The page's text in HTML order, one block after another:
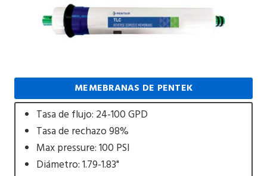
MEMEBRANAS DE PENTEK
Tasa de flujo: 24-100 GPD
Tasa de rechazo 98%
Max pressure: 100 PSI
Diámetro: 1.79-1.83"